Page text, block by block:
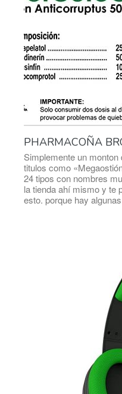
PHARMACOÑA
Simplemente un
titulos como
24 tipos con nombres
la tienda ahí mismo y te
esto. porque hay